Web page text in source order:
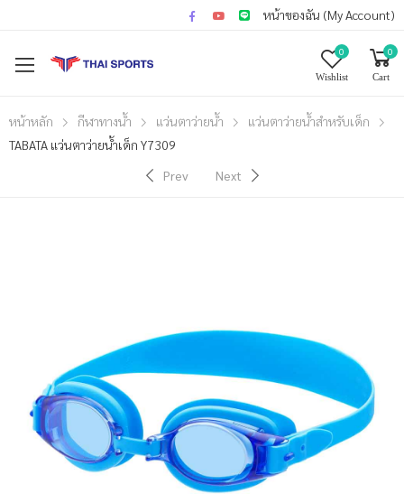
หน้าของฉัน (My Account)
0
Wishlist
0
Cart
หน้าหลัก กีฬาทางน้ำ แว่นตาว่ายน้ำ
แว่นตาว่ายน้ำสำหรับเด็ก
TABATA แว่นตาว่ายน้ำเด็ก Y7309
Prev
Next